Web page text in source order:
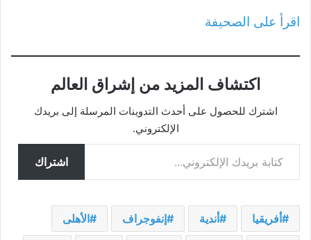
اقرأ على الصحيفة
اكتشاف المزيد من إشراق العالم
اشترك للحصول على أحدث التدوينات المرسلة إلى بريدك
الإلكتروني.
كتابة بريدك الإلكتروني...
اشتراك
أفريقيا أندية إنفوجراف الأهلى